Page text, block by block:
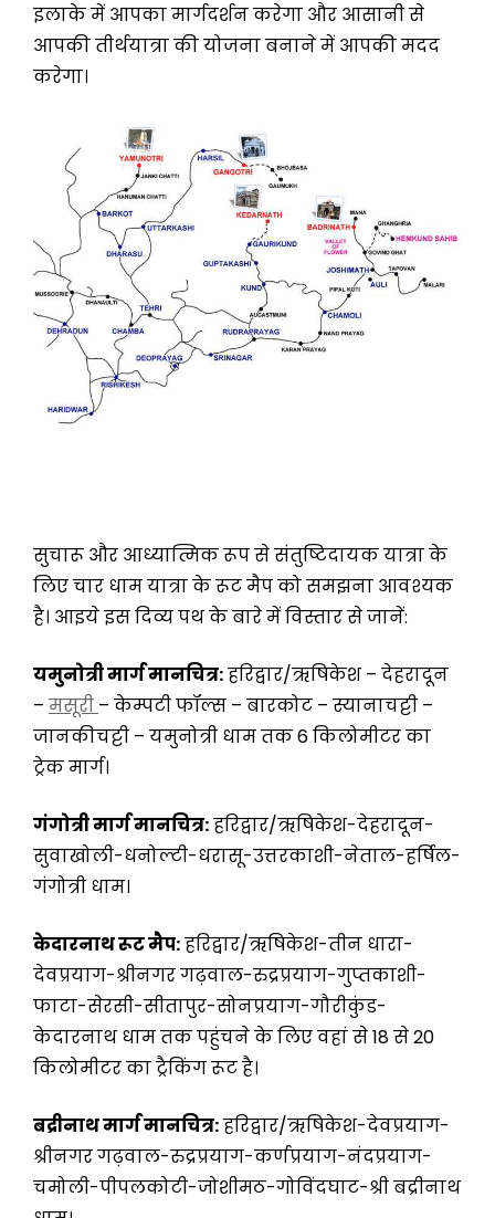
इलाके में आपका मार्गदर्शन करेगा और आसानी से
आपकी तीर्थयात्रा की योजना बनाने में आपकी मदद
करेगा।
सुचारू और आध्यात्मिक रूप से संतुष्टिदायक यात्रा के
लिए चार धाम यात्रा के रूट मैप को समझना आवश्यक
है। आइये इस दिव्य पथ के बारे में विस्तार से जानें:
यमुनोत्री मार्ग मानचित्र:हरिद्वार/ऋषिकेश – देहरादून
– मसूरी – केम्पटी फॉल्स – बारकोट – स्यानाचट्टी –
जानकीचट्टी – यमुनोत्री धाम तक 6 किलोमीटर का
ट्रेक मार्ग।
गंगोत्री मार्ग मानचित्र:हरिद्वार/ऋषिकेश-देहरादून-
सुवाखोली-धनोल्टी-धरासू-उत्तरकाशी-नेताल-हर्षिल-
गंगोत्री धाम।
केदारनाथ रूट मैप:हरिद्वार/ऋषिकेश-तीन धारा-
देवप्रयाग-श्रीनगर गढ़वाल-रुद्रप्रयाग-गुप्तकाशी-
फाटा-सेरसी-सीतापुर-सोनप्रयाग-गौरीकुंड-
केदारनाथ धाम तक पहुंचने के लिए वहां से 18 से 20
किलोमीटर का ट्रैकिंग रूट है।
बद्रीनाथ मार्ग मानचित्र:हरिद्वार/ऋषिकेश-देवप्रयाग-
श्रीनगर गढ़वाल-रुद्रप्रयाग-कर्णप्रयाग-नंदप्रयाग-
चमोली-पीपलकोटी-जोशीमठ-गोविंदघाट-श्री बद्रीनाथ